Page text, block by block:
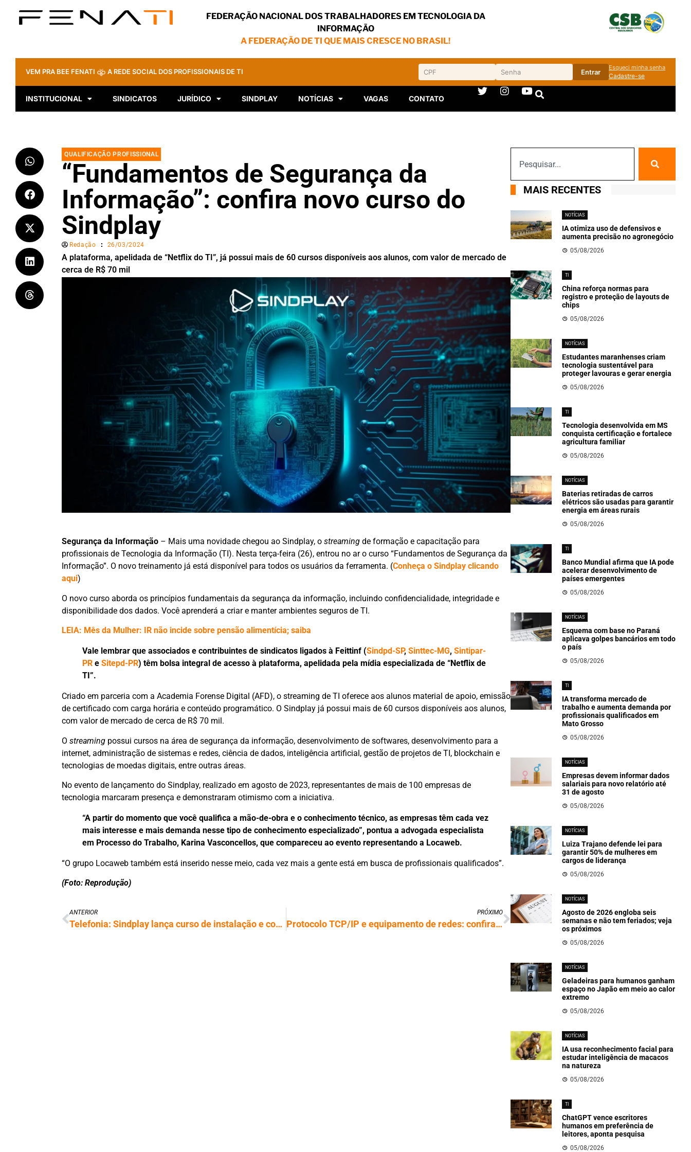
FEDERAÇÃO NACIONAL DOS TRABALHADORES EM TECNOLOGIA DA
INFORMAÇÃO
A FEDERAÇÃO DE TI QUE MAIS CRESCE NO BRASIL!
VEM PRA BEE FENATI A REDE SOCIAL DOS PROFISSIONAIS DE TI Entrar
Esqueci minha senha
Cadastre-se
INSTITUCIONAL SINDICATOS JURÍDICO SINDPLAY NOTÍCIAS VAGAS CONTATO
QUALIFICAÇÃO PROFISSIONAL
“Fundamentos de Segurança da
Informação”: confira novo curso do
Sindplay
Redação 26/03/2024
A plataforma, apelidada de “Netflix do TI”, já possui mais de 60 cursos disponíveis aos alunos, com valor de mercado de
cerca de R$ 70 mil
Segurança da Informação– Mais uma novidade chegou ao Sindplay, o streamingde formação e capacitação para
profissionais de Tecnologia da Informação (TI). Nesta terça-feira (26), entrou no ar o curso “Fundamentos de Segurança da
Informação”. O novo treinamento já está disponível para todos os usuários da ferramenta. (Conheça o Sindplay clicando
aqui)
O novo curso aborda os princípios fundamentais da segurança da informação, incluindo confidencialidade, integridade e
disponibilidade dos dados. Você aprenderá a criar e manter ambientes seguros de TI.
LEIA: Mês da Mulher: IR não incide sobre pensão alimentícia; saiba
Vale lembrar que associados e contribuintes de sindicatos ligados à Feittinf (Sindpd-SP, Sinttec-MG, Sintipar-
PRe Sitepd-PR) têm bolsa integral de acesso à plataforma, apelidada pela mídia especializada de “Netflix de
TI”.
Criado em parceria com a Academia Forense Digital (AFD), o streaming de TI oferece aos alunos material de apoio, emissão
de certificado com carga horária e conteúdo programático. O Sindplay já possui mais de 60 cursos disponíveis aos alunos,
com valor de mercado de cerca de R$ 70 mil.
O streamingpossui cursos na área de segurança da informação, desenvolvimento de softwares, desenvolvimento para a
internet, administração de sistemas e redes, ciência de dados, inteligência artificial, gestão de projetos de TI, blockchain e
tecnologias de moedas digitais, entre outras áreas.
No evento de lançamento do Sindplay, realizado em agosto de 2023, representantes de mais de 100 empresas de
tecnologia marcaram presença e demonstraram otimismo com a iniciativa.
“A partir do momento que você qualifica a mão-de-obra e o conhecimento técnico, as empresas têm cada vez
mais interesse e mais demanda nesse tipo de conhecimento especializado”, pontua a advogada especialista
em Processo do Trabalho, Karina Vasconcellos, que compareceu ao evento representando a Locaweb.
“O grupo Locaweb também está inserido nesse meio, cada vez mais a gente está em busca de profissionais qualificados”.
(Foto: Reprodução)
ANTERIOR
Telefonia: Sindplay lança curso de instalação e configuração do ISSABEL
PRÓXIMO
Protocolo TCP/IP e equipamento de redes: confira novo curso do Sindplay
MAIS RECENTES
NOTÍCIAS
IA otimiza uso de defensivos e
aumenta precisão no agronegócio
05/08/2026
TI
China reforça normas para
registro e proteção de layouts de
chips
05/08/2026
NOTÍCIAS
Estudantes maranhenses criam
tecnologia sustentável para
proteger lavouras e gerar energia
05/08/2026
TI
Tecnologia desenvolvida em MS
conquista certificação e fortalece
agricultura familiar
05/08/2026
NOTÍCIAS
Baterias retiradas de carros
elétricos são usadas para garantir
energia em áreas rurais
05/08/2026
TI
Banco Mundial afirma que IA pode
acelerar desenvolvimento de
países emergentes
05/08/2026
NOTÍCIAS
Esquema com base no Paraná
aplicava golpes bancários em todo
o país
05/08/2026
TI
IA transforma mercado de
trabalho e aumenta demanda por
profissionais qualificados em
Mato Grosso
05/08/2026
NOTÍCIAS
Empresas devem informar dados
salariais para novo relatório até
31 de agosto
05/08/2026
NOTÍCIAS
Luiza Trajano defende lei para
garantir 50% de mulheres em
cargos de liderança
05/08/2026
NOTÍCIAS
Agosto de 2026 engloba seis
semanas e não tem feriados; veja
os próximos
05/08/2026
NOTÍCIAS
Geladeiras para humanos ganham
espaço no Japão em meio ao calor
extremo
05/08/2026
NOTÍCIAS
IA usa reconhecimento facial para
estudar inteligência de macacos
na natureza
05/08/2026
TI
ChatGPT vence escritores
humanos em preferência de
leitores, aponta pesquisa
05/08/2026